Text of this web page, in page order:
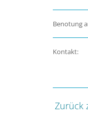
Benotung
Kontakt:
Zurück